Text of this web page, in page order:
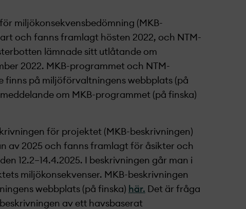
miljökonsekvensbedömning (MKB-
och fanns framlagt hösten 2022, och NTM-
lämnade sitt utlåtande om
2022. MKB-programmet och NTM-
finns på miljöförvaltningens webbplats (på
meddelande om MKB-programmet (på finska)
för projekt­et (MKB-beskrivningen)
av 2025 och fanns framlagt för åsikter och
12.2–14.4.2025. I beskrivningen går man i
miljökonsekvenser. MKB-beskrivningen
webbplats (på finska) här. Det är fråga
av ett havsbaserat